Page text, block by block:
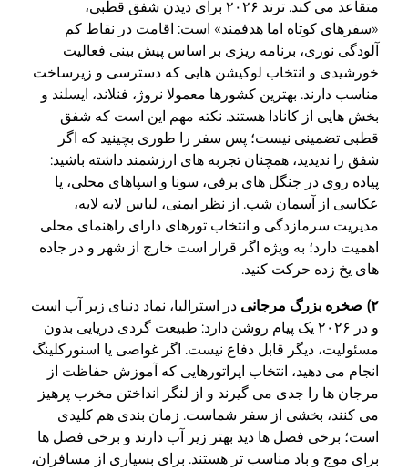
متقاعد می کند. ترند ۲۰۲۶ برای دیدن شفق قطبی،
«سفرهای کوتاه اما هدفمند» است: اقامت در نقاط کم
آلودگی نوری، برنامه ریزی بر اساس پیش بینی فعالیت
خورشیدی و انتخاب لوکیشن هایی که دسترسی و زیرساخت
مناسب دارند. بهترین کشورها معمولا نروژ، فنلاند، ایسلند و
بخش هایی از کانادا هستند. نکته مهم این است که شفق
قطبی تضمینی نیست؛ پس سفر را طوری بچینید که اگر
شفق را ندیدید، همچنان تجربه های ارزشمند داشته باشید:
پیاده روی در جنگل های برفی، سونا و اسپاهای محلی، یا
عکاسی از آسمان شب. از نظر ایمنی، لباس لایه لایه،
مدیریت سرمازدگی و انتخاب تورهای دارای راهنمای محلی
اهمیت دارد؛ به ویژه اگر قرار است خارج از شهر و در جاده
های یخ زده حرکت کنید.
۲) صخره بزرگ مرجانی
در استرالیا، نماد دنیای زیر آب است
و در ۲۰۲۶ یک پیام روشن دارد: طبیعت گردی دریایی بدون
مسئولیت، دیگر قابل دفاع نیست. اگر غواصی یا اسنورکلینگ
انجام می دهید، انتخاب اپراتورهایی که آموزش حفاظت از
مرجان ها را جدی می گیرند و از لنگر انداختن مخرب پرهیز
می کنند، بخشی از سفر شماست. زمان بندی هم کلیدی
است؛ برخی فصل ها دید بهتر زیر آب دارند و برخی فصل ها
برای موج و باد مناسب تر هستند. برای بسیاری از مسافران،